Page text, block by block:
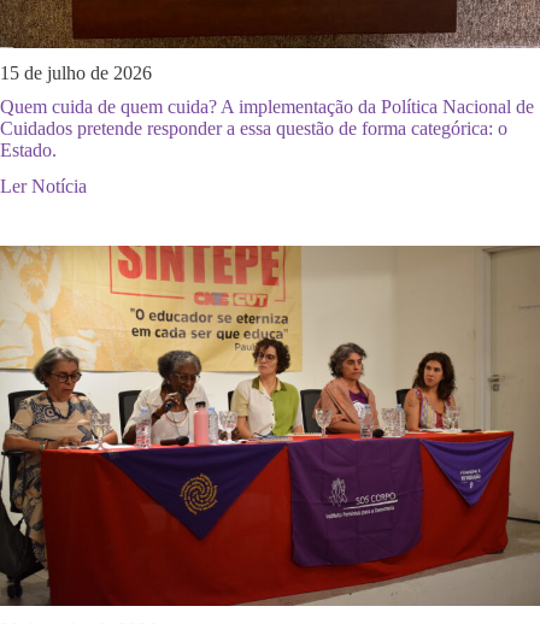
15 de julho de 2026
Quem cuida de quem cuida? A implementação da Política Nacional de
Cuidados pretende responder a essa questão de forma categórica: o
Estado.
Ler Notícia